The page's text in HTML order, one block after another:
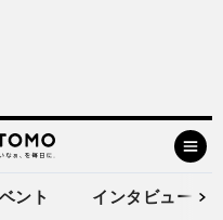
ント インタビュー